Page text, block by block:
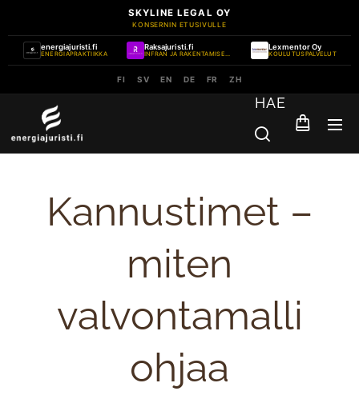
SKYLINE LEGAL OY
KONSERNIN ETUSIVULLE
energiajuristi.fi
ENERGIAPRAKTIIKKA
Raksajuristi.fi
INFRAN JA RAKENTAMISEN PRAKTIIKKA
Lexmentor Oy
KOULUTUSPALVELUT
FI SV EN DE FR ZH
HAE
Kannustimet –
miten
valvontamalli
ohjaa